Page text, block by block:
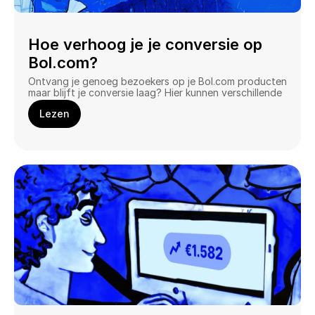
Hoe verhoog je je conversie op
Bol.com?
Ontvang je genoeg bezoekers op je Bol.com producten
maar blijft je conversie laag? Hier kunnen verschillende
redenen aan ten grondslag aan liggen.
Lezen